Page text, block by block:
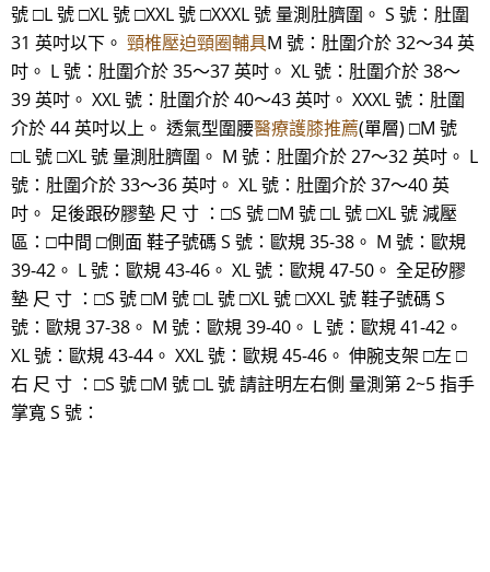
號 □L 號 □XL 號 □XXL 號 □XXXL 號 量測肚臍圍。 S 號：肚圍
31 英吋以下。 頸椎壓迫頸圈輔具M 號：肚圍介於 32～34 英
吋。 L 號：肚圍介於 35～37 英吋。 XL 號：肚圍介於 38～
39 英吋。 XXL 號：肚圍介於 40～43 英吋。 XXXL 號：肚圍
介於 44 英吋以上。 透氣型圍腰醫療護膝推薦(單層) □M 號
□L 號 □XL 號 量測肚臍圍。 M 號：肚圍介於 27～32 英吋。 L
號：肚圍介於 33～36 英吋。 XL 號：肚圍介於 37～40 英
吋。 足後跟矽膠墊 尺 寸 ：□S 號 □M 號 □L 號 □XL 號 減壓
區：□中間 □側面 鞋子號碼 S 號：歐規 35-38。 M 號：歐規
39-42。 L 號：歐規 43-46。 XL 號：歐規 47-50。 全足矽膠
墊 尺 寸 ：□S 號 □M 號 □L 號 □XL 號 □XXL 號 鞋子號碼 S
號：歐規 37-38。 M 號：歐規 39-40。 L 號：歐規 41-42。
XL 號：歐規 43-44。 XXL 號：歐規 45-46。 伸腕支架 □左 □
右 尺 寸 ：□S 號 □M 號 □L 號 請註明左右側 量測第 2~5 指手
掌寬 S 號：